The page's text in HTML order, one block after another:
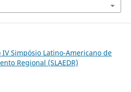
Simpósio Latino-Americano de
Regional (SLAEDR)